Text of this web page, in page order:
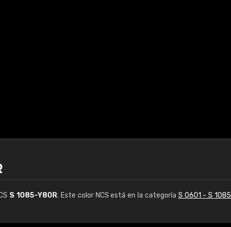
S 1085-Y80R. Este color NCS está en la categoría S 0601 - S 1085